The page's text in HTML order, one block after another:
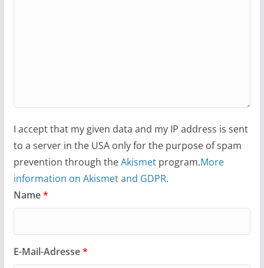
I accept that my given data and my IP address is sent
to a server in the USA only for the purpose of spam
prevention through theAkismetprogram.More
information on Akismet and GDPR.
Name*
E-Mail-Adresse*